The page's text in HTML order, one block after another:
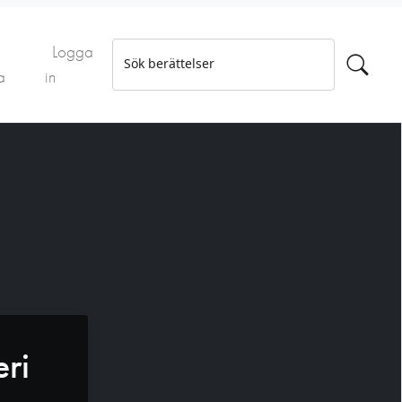
Logga
in
Sök berättelser